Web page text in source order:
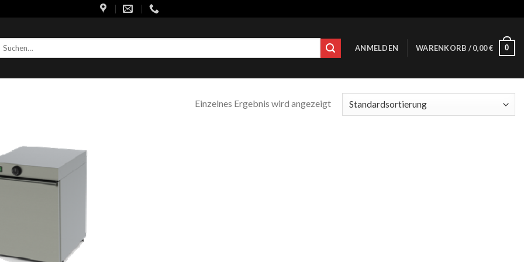
Suchen
ANMELDEN WARENKORB /0,00€ 0
Einzelnes Ergebnis wird angezeigt